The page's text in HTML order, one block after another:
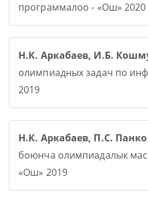
программалоо - «Ош» 2020
Н.К. Аркабаев, И.Б.
олимпиадных задач по
2019
Н.К. Аркабаев, П.С.
боюнча олимпиадалык
«Ош» 2019